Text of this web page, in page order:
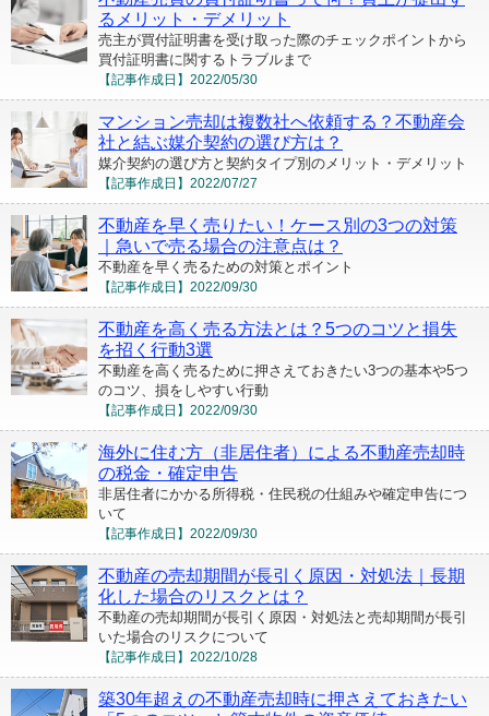
るメリット・デメリット
売主が買付証明書を受け取った際のチェックポイントから
買付証明書に関するトラブルまで
【記事作成日】 2022/05/30
マンション売却は複数社へ依頼する？不動産会
社と結ぶ媒介契約の選び方は？
媒介契約の選び方と契約タイプ別のメリット・デメリット
【記事作成日】 2022/07/27
不動産を早く売りたい！ケース別の3つの対策
｜急いで売る場合の注意点は？
不動産を早く売るための対策とポイント
【記事作成日】 2022/09/30
不動産を高く売る方法とは？5つのコツと損失
を招く行動3選
不動産を高く売るために押さえておきたい3つの基本や5つ
のコツ、損をしやすい行動
【記事作成日】 2022/09/30
海外に住む方（非居住者）による不動産売却時
の税金・確定申告
非居住者にかかる所得税・住民税の仕組みや確定申告につ
いて
【記事作成日】 2022/09/30
不動産の売却期間が長引く原因・対処法｜長期
化した場合のリスクとは？
不動産の売却期間が長引く原因・対処法と売却期間が長引
いた場合のリスクについて
【記事作成日】 2022/10/28
築30年超えの不動産売却時に押さえておきたい